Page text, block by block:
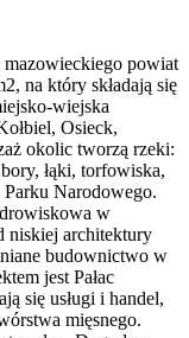
powiat
na który składają się
wiejska
Osieck,
okolic tworzą rzeki:
łąki, torfowiska,
Narodowego.
w
niskiej architektury
budownictwo w
jest Pałac
się usługi i handel,
mięsnego.